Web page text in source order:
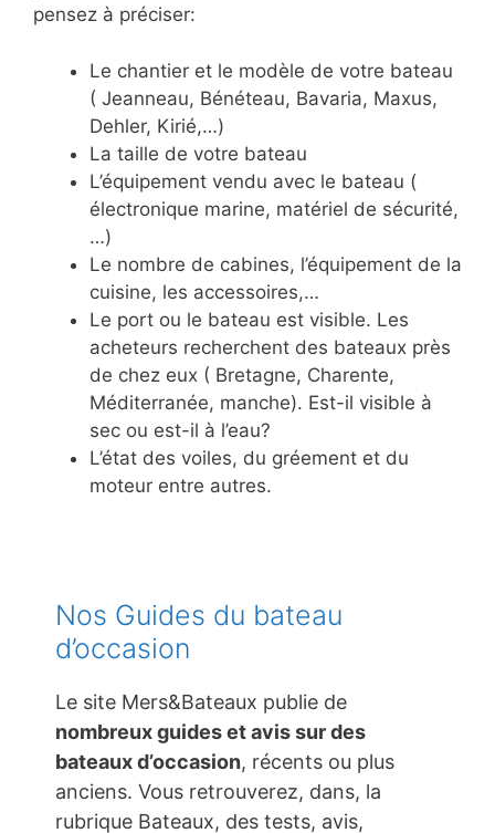
pensez à préciser:
Le chantier et le modèle de votre bateau
( Jeanneau, Bénéteau, Bavaria, Maxus,
Dehler, Kirié,…)
La taille de votre bateau
L’équipement vendu avec le bateau (
électronique marine, matériel de sécurité,
…)
Le nombre de cabines, l’équipement de la
cuisine, les accessoires,…
Le port ou le bateau est visible. Les
acheteurs recherchent des bateaux près
de chez eux ( Bretagne, Charente,
Méditerranée, manche). Est-il visible à
sec ou est-il à l’eau?
L’état des voiles, du gréement et du
moteur entre autres.
Nos Guides du bateau
d’occasion
Le site Mers&Bateaux publie de
nombreux guides et avis sur des
bateaux d’occasion, récents ou plus
anciens. Vous retrouverez, dans, la
rubrique Bateaux, des tests, avis,